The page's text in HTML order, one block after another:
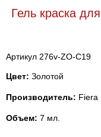
Гель краска
Артикул 276v-ZO-C19
Цвет: Золотой
Производитель: Fiera
Объем: 7 мл.